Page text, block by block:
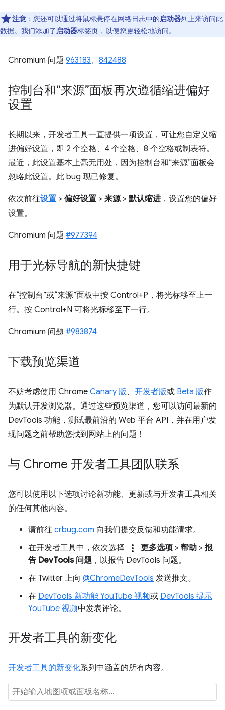
注意 ：您还可以通过将鼠标悬停在网络日志中的启动器列上来访问此
数据。我们添加了启动器标签页，以便您更轻松地访问。
Chromium 问题 963183、 842488
控制台和“来源”面板再次遵循缩进偏好
设置
长期以来，开发者工具一直提供一项设置，可让您自定义缩
进偏好设置，即 2 个空格、4 个空格、8 个空格或制表符。
最近，此设置基本上毫无用处，因为控制台和“来源”面板会
忽略此设置。此 bug 现已修复。
依次前往设置 > 偏好设置 > 来源> 默认缩进 ，设置您的偏好
设置。
Chromium 问题 #977394
用于光标导航的新快捷键
在“控制台”或“来源”面板中按 Control+P，将光标移至上一
行。按 Control+N 可将光标移至下一行。
Chromium 问题 #983874
下载预览渠道
不妨考虑使用 Chrome Canary 版、 开发者版或 Beta 版作
为默认开发浏览器。通过这些预览渠道，您可以访问最新的
DevTools 功能，测试最前沿的 Web 平台 API，并在用户发
现问题之前帮助您找到网站上的问题！
与 Chrome 开发者工具团队联系
您可以使用以下选项讨论新功能、更新或与开发者工具相关
的任何其他内容。
请前往 crbug.com 向我们提交反馈和功能请求。
在开发者工具中，依次选择
more_vert 更多选项 > 帮助 > 报
告 DevTools 问题 ，以报告 DevTools 问题。
在 Twitter 上向 @ChromeDevTools 发送推文。
在 DevTools 新功能 YouTube 视频或 DevTools 提示
YouTube 视频中发表评论。
开发者工具的新变化
开发者工具的新变化系列中涵盖的所有内容。